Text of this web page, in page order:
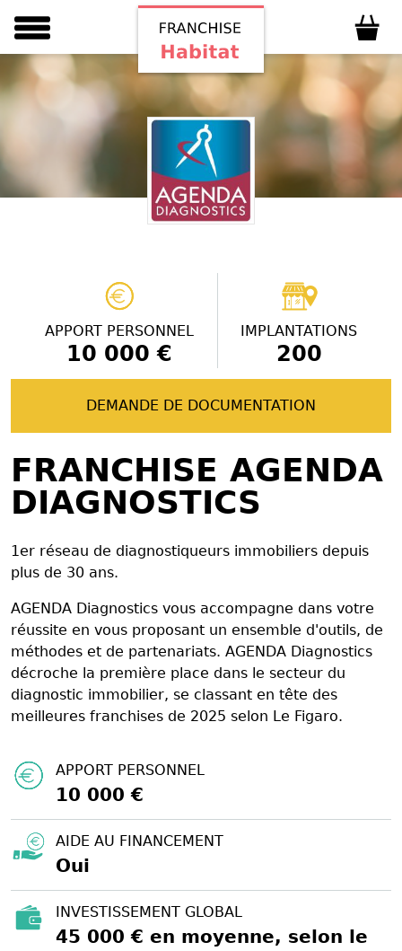
APPORT PERSONNEL
10 000 €
IMPLANTATIONS
200
DEMANDE DE DOCUMENTATION
FRANCHISE AGENDA
DIAGNOSTICS
1er réseau de diagnostiqueurs immobiliers depuis
plus de 30 ans.
AGENDA Diagnostics vous accompagne dans votre
réussite en vous proposant un ensemble d'outils, de
méthodes et de partenariats. AGENDA Diagnostics
décroche la première place dans le secteur du
diagnostic immobilier, se classant en tête des
meilleures franchises de 2025 selon Le Figaro.
APPORT PERSONNEL
10 000 €
AIDE AU FINANCEMENT
Oui
INVESTISSEMENT GLOBAL
45 000 € en moyenne, selon le